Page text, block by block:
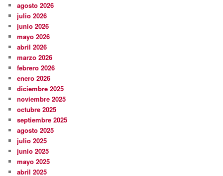
agosto 2026
julio 2026
junio 2026
mayo 2026
abril 2026
marzo 2026
febrero 2026
enero 2026
diciembre 2025
noviembre 2025
octubre 2025
septiembre 2025
agosto 2025
julio 2025
junio 2025
mayo 2025
abril 2025